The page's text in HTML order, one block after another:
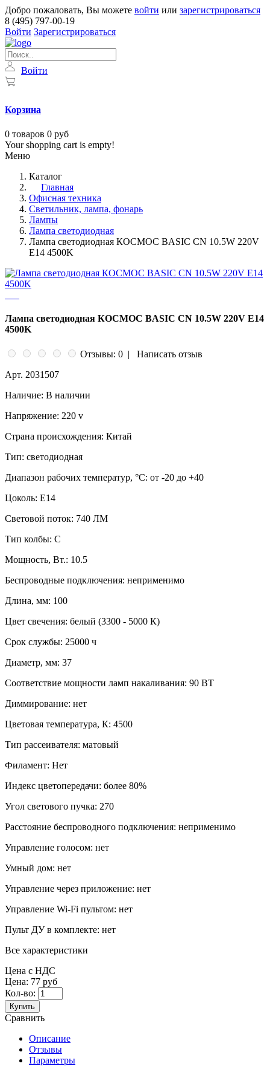
Добро пожаловать, Вы можете войти или зарегистрироваться
8 (495) 797-00-19
Войти Зарегистрироваться
Войти
Корзина
0 товаров 0 руб
Your shopping cart is empty!
Меню
Каталог
Главная
Офисная техника
Светильник, лампа, фонарь
Лампы
Лампа светодиодная
Лампа светодиодная КОСМОС BASIC CN 10.5W 220V
E14 4500K
Лампа светодиодная КОСМОС BASIC CN 10.5W 220V E14
4500K
Отзывы: 0 |
Написать отзыв
Арт. 2031507
Наличие: В наличии
Напряжение: 220 v
Страна происхождения: Китай
Тип: светодиодная
Диапазон рабочих температур, °C: от -20 до +40
Цоколь: E14
Световой поток: 740 ЛМ
Тип колбы: C
Мощность, Вт.: 10.5
Беспроводные подключения: неприменимо
Длина, мм: 100
Цвет свечения: белый (3300 - 5000 К)
Срок службы: 25000 ч
Диаметр, мм: 37
Соответствие мощности ламп накаливания: 90 ВТ
Диммирование: нет
Цветовая температура, К: 4500
Тип рассеивателя: матовый
Филамент: Нет
Индекс цветопередачи: более 80%
Угол светового пучка: 270
Расстояние беспроводного подключения: неприменимо
Управление голосом: нет
Умный дом: нет
Управление через приложение: нет
Управление Wi-Fi пультом: нет
Пульт ДУ в комплекте: нет
Все характеристики
Цена с НДС
Цена: 77 руб
Кол-во:
Купить
Сравнить
Описание
Отзывы
Параметры